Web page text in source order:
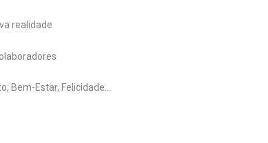
realidade
Bem-Estar, Felicidade…